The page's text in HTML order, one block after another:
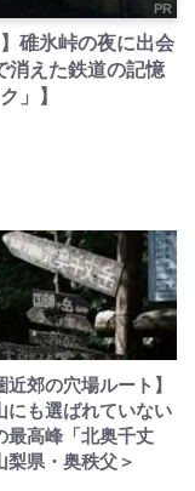
PR
碓氷峠の夜に出会
消えた鉄道の記憶
」】
近郊の穴場ルート】
にも選ばれていない
最高峰「北奥千丈
梨県・奥秩父＞